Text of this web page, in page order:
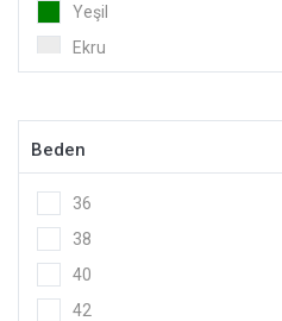
Yeşil
Ekru
Altın
Beden
36
38
40
42